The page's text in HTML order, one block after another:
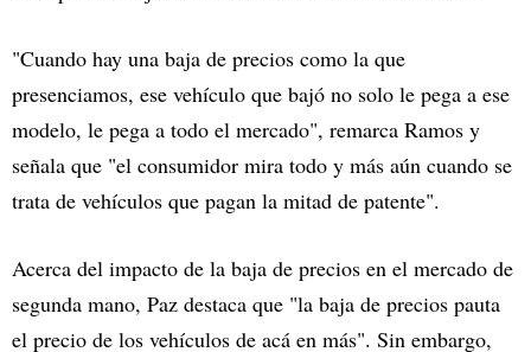
"Cuando hay una baja de precios como la que
presenciamos, ese vehículo que bajó no solo le pega a ese
modelo, le pega a todo el mercado", remarca Ramos y
señala que "el consumidor mira todo y más aún cuando se
trata de vehículos que pagan la mitad de patente".
Acerca del impacto de la baja de precios en el mercado de
segunda mano, Paz destaca que "la baja de precios pauta
el precio de los vehículos de acá en más". Sin embargo,